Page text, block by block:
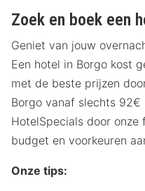
Zoek en boek een
Geniet van jouw
Een hotel in Borgo kost
met de beste prijzen
Borgo vanaf slechts
HotelSpecials door
budget en voorkeuren
Onze tips: